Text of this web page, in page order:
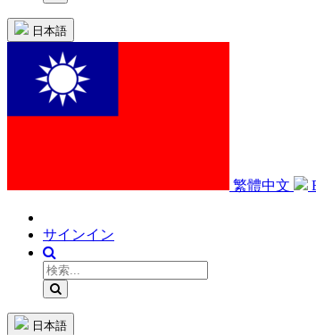
日本語
繁體中文
サインイン
日本語